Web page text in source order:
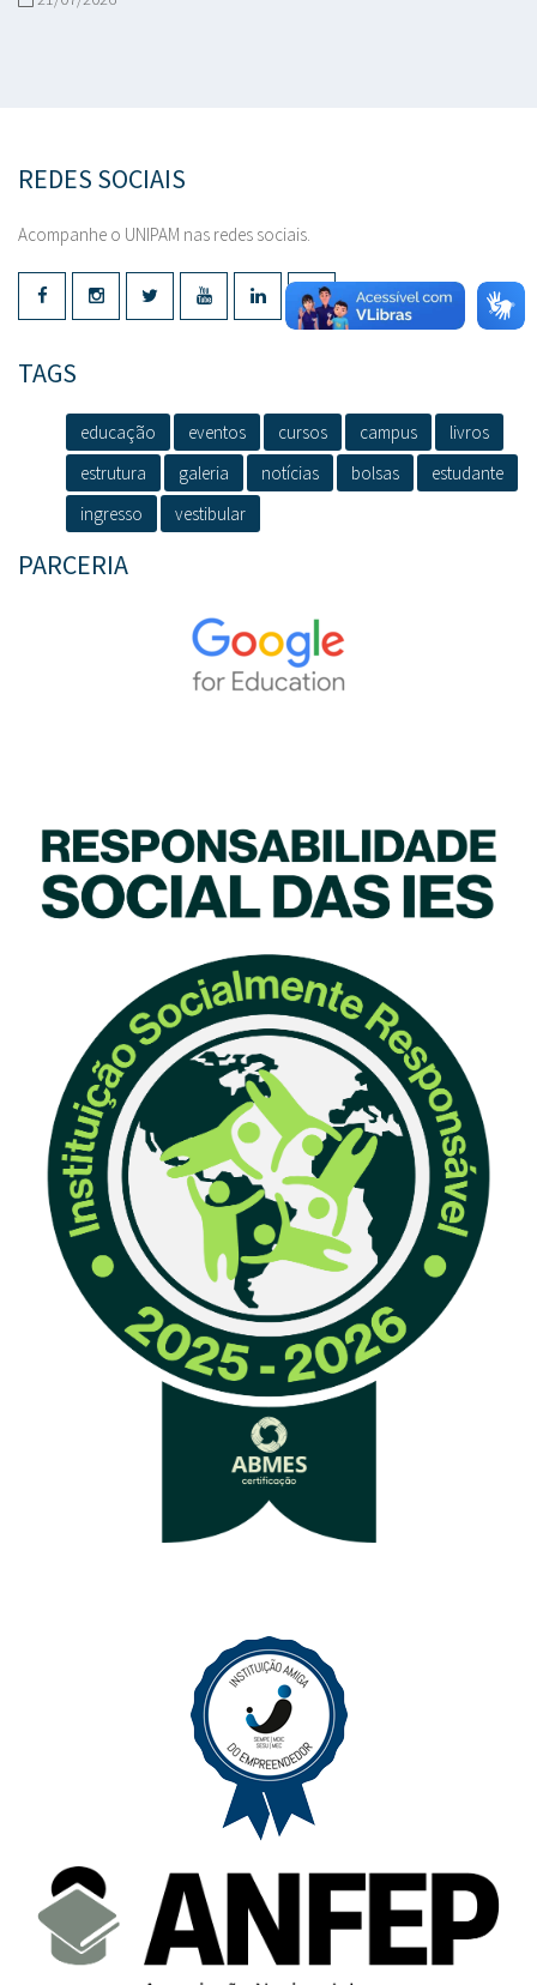
REDES SOCIAIS
Acompanhe o UNIPAM nas redes sociais.
TAGS
educação eventos cursos campus
livros
estrutura
galeria notícias bolsas
estudante
ingresso
vestibular
PARCERIA